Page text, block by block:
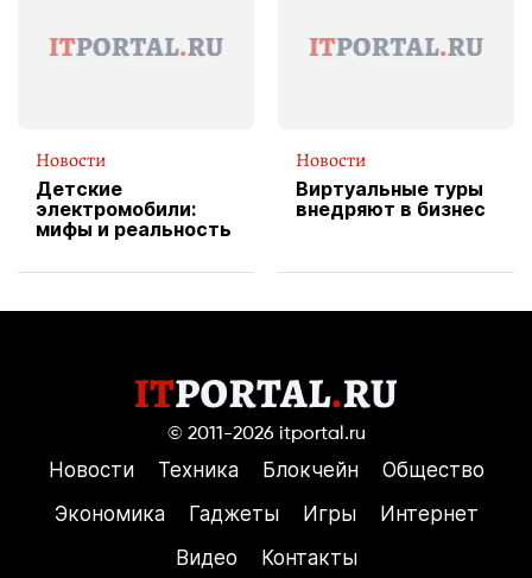
Новости
Детские
электромобили:
мифы и реальность
Новости
Виртуальные туры
внедряют в бизнес
© 2011-2026 itportal.ru
Новости Техника Блокчейн
Общество
Экономика
Гаджеты Игры
Интернет
Видео
Контакты